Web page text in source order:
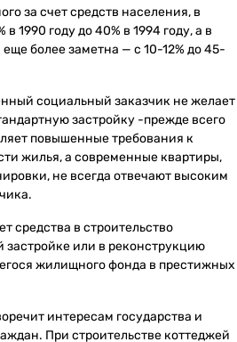
за счет средств населения, в
1990 году до 40% в 1994 году, а в
более заметна — с 10-12% до 45-
социальный заказчик не желает
застройку -прежде всего
повышенные требования к
жилья, а современные квартиры,
не всегда отвечают высоким
средства в строительство
застройке или в реконструкцию
жилищного фонда в престижных
интересам государства и
При строительстве коттеджей